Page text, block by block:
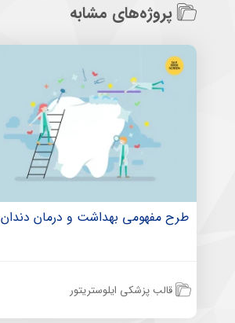
پروژه‌های مشابه
طرح مفهومی بهداشت و درمان دندان
قالب پزشکی ایلوستریتور